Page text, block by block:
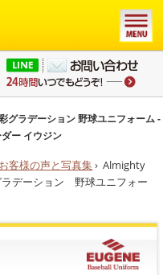
ラデーション 野球ユニフォーム -
ー イウジン
お客様の声と写真集› Almighty
デーション 野球ユニフォー